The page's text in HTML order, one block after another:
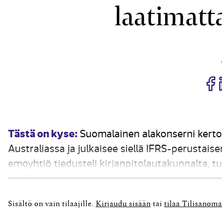
Tästä on kyse: Suomalainen alakonserni
Australiassa ja julkaisee siellä IFRS-
emoyhtiö tiedusteli kirjanpitolautakunnalta,
se pyysi lausuntoa perusteista jättää
Sisältö on vain tilaajille. Kirjaudu sisään tai tilaa